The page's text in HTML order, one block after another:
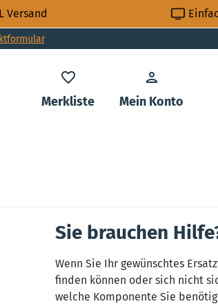
Versand
MerklisteDu hast 0 Produkte
Mein Konto
Sie brauchen
Wenn Sie Ihr gewünschtes
finden können oder sich nicht
welche Komponente Sie